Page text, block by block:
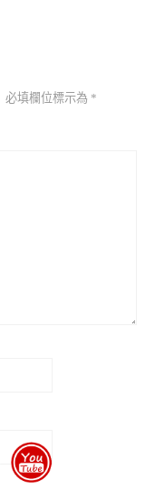
必填欄位標示為 *